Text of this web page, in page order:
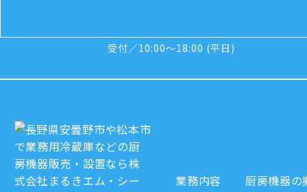
受付／10:00～18:00 (平日)
業務内容 厨房機器の